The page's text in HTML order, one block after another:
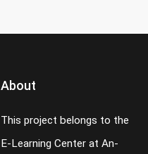
About
This project belongs to the
E-Learning Center at An-